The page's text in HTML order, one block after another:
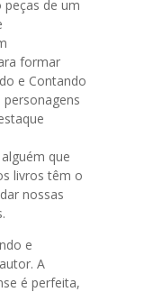
de um
formar
e Contando
que
livros têm o
nossas
e
A
é perfeita,